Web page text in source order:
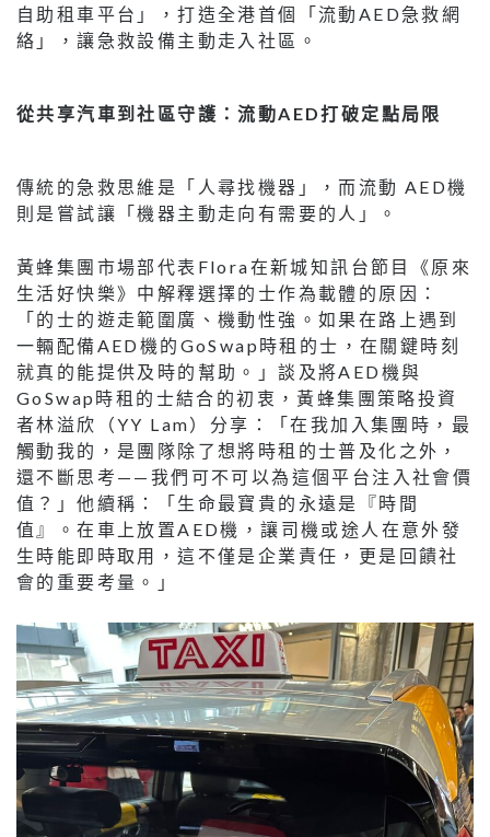
自助租車平台」，打造全港首個「流動AED急救網
絡」，讓急救設備主動走入社區。
從共享汽車到社區守護：流動AED打破定點局限
傳統的急救思維是「人尋找機器」，而流動 AED機
則是嘗試讓「機器主動走向有需要的人」。
黃蜂集團市場部代表Flora在新城知訊台節目《原來
生活好快樂》中解釋選擇的士作為載體的原因：
「的士的遊走範圍廣、機動性強。如果在路上遇到
一輛配備AED機的GoSwap時租的士，在關鍵時刻
就真的能提供及時的幫助。」談及將AED機與
GoSwap時租的士結合的初衷，黃蜂集團策略投資
者林溢欣（YY Lam）分享：「在我加入集團時，最
觸動我的，是團隊除了想將時租的士普及化之外，
還不斷思考——我們可不可以為這個平台注入社會價
值？」他續稱：「生命最寶貴的永遠是『時間
值』。在車上放置AED機，讓司機或途人在意外發
生時能即時取用，這不僅是企業責任，更是回饋社
會的重要考量。」